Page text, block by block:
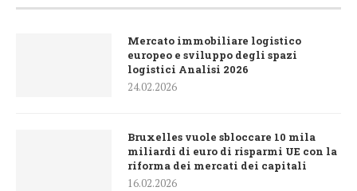
Mercato immobiliare logistico
europeo e sviluppo degli spazi
logistici Analisi 2026
24.02.2026
Bruxelles vuole sbloccare 10 mila
miliardi di euro di risparmi UE con la
riforma dei mercati dei capitali
16.02.2026